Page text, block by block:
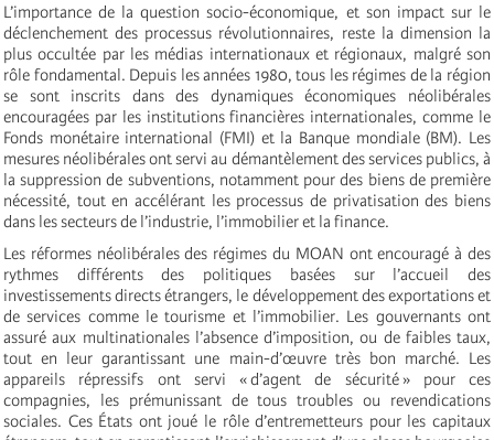
L’importance de la question socio-économique, et son impact sur le
déclenchement des processus révolutionnaires, reste la dimension la
plus occultée par les médias internationaux et régionaux, malgré son
rôle fondamental. Depuis les années 1980, tous les régimes de la région
se sont inscrits dans des dynamiques économiques néolibérales
encouragées par les institutions financières internationales, comme le
Fonds monétaire international (FMI) et la Banque mondiale (BM). Les
mesures néolibérales ont servi au démantèlement des services publics, à
la suppression de subventions, notamment pour des biens de première
nécessité, tout en accélérant les processus de privatisation des biens
dans les secteurs de l’industrie, l’immobilier et la finance.
Les réformes néolibérales des régimes du MOAN ont encouragé à des
rythmes différents des politiques basées sur l’accueil des
investissements directs étrangers, le développement des exportations et
de services comme le tourisme et l’immobilier. Les gouvernants ont
assuré aux multinationales l’absence d’imposition, ou de faibles taux,
tout en leur garantissant une main-d’œuvre très bon marché. Les
appareils répressifs ont servi « d’agent de sécurité » pour ces
compagnies, les prémunissant de tous troubles ou revendications
sociales. Ces États ont joué le rôle d’entremetteurs pour les capitaux